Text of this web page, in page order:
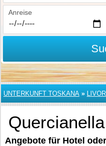
Anreise
UNTERKUNFT TOSKANA »
Angebote für Hotel